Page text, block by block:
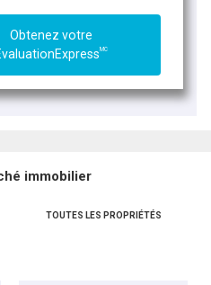
Obtenez votre
MC
immobilier
TOUTES LES PROPRIÉTÉS